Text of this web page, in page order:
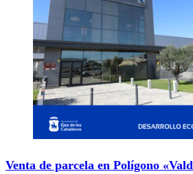
Venta de parcela en Polígono